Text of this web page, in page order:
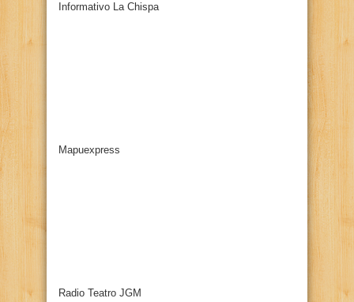
Informativo La Chispa
Mapuexpress
Radio Teatro JGM